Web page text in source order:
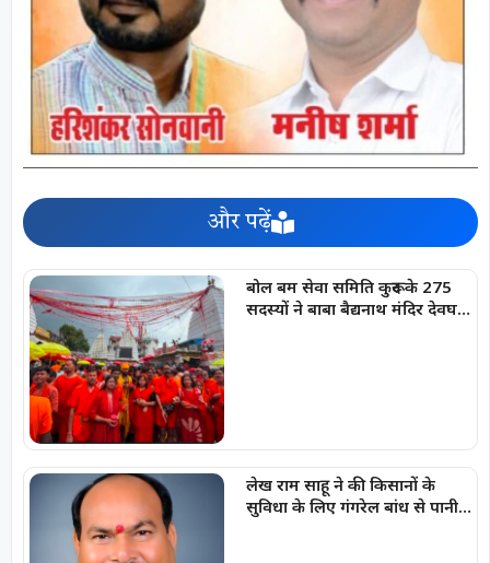
और पढ़ें
बोल बम सेवा समिति कुरूद के 275
सदस्यों ने बाबा बैद्यनाथ मंदिर देवघर
लेख राम साहू ने की किसानों के
सुविधा के लिए गंगरेल बांध से पानी